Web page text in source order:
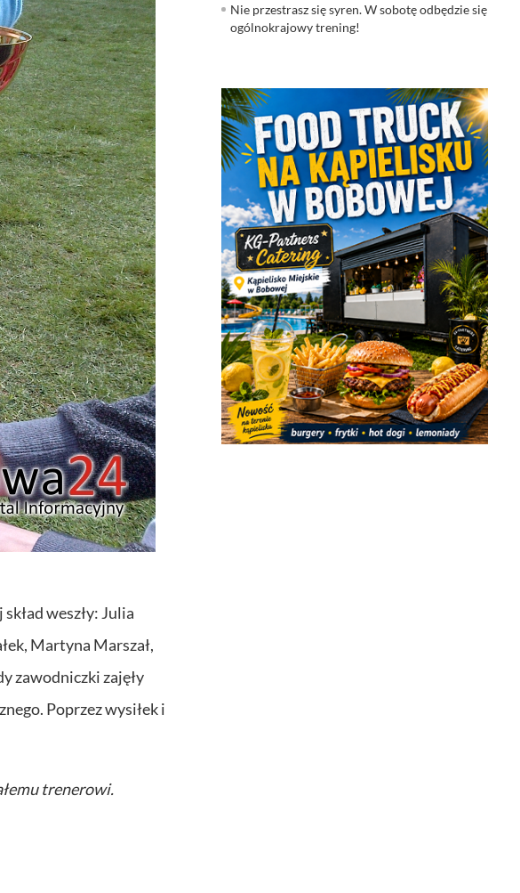
weszły: Julia
Martyna Marszał,
zawodniczki zajęły
Poprzez wysiłek i
trenerowi.
Nie przestrasz się syren. W sobotę odbędzie się
ogólnokrajowy trening!